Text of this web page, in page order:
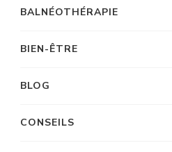
BALNÉOTHÉRAPIE
BIEN-ÊTRE
BLOG
CONSEILS